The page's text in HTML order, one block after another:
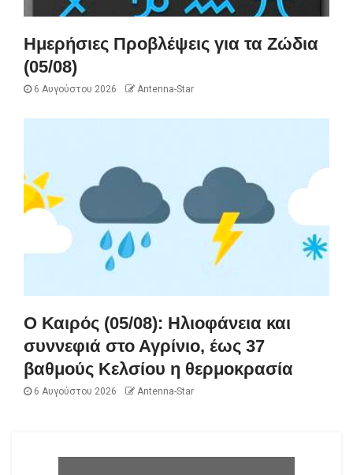
Ημερήσιες Προβλέψεις για τα Ζώδια
(05/08)
6 Αυγούστου 2026 Antenna-Star
Ο Καιρός (05/08): Ηλιοφάνεια και
συννεφιά στο Αγρίνιο, έως 37
βαθμούς Κελσίου η θερμοκρασία
6 Αυγούστου 2026 Antenna-Star